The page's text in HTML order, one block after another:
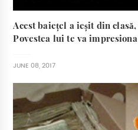
Acest baiețel a ieșit din
Povestea lui te va
JUNE 08, 2017